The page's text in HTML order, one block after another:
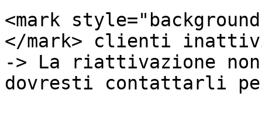
<mark
</mark> clienti
-> La riattivazione
dovresti contattarli